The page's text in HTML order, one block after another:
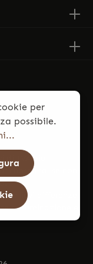
di IVA più
consegna, se non
lievi differenze
a illuminazione e
per
possibile.